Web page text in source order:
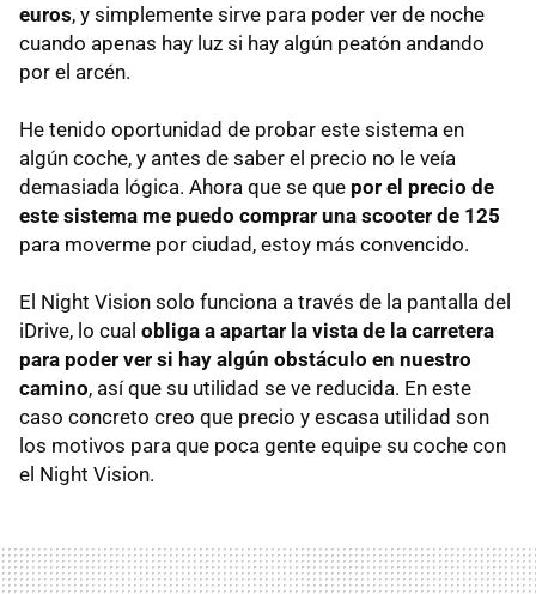
euros, y simplemente sirve para poder ver de noche
cuando apenas hay luz si hay algún peatón andando
por el arcén.
He tenido oportunidad de probar este sistema en
algún coche, y antes de saber el precio no le veía
demasiada lógica. Ahora que se que por el precio de
este sistema me puedo comprar una scooter de 125
para moverme por ciudad, estoy más convencido.
El Night Vision solo funciona a través de la pantalla del
iDrive, lo cual obliga a apartar la vista de la carretera
para poder ver si hay algún obstáculo en nuestro
camino, así que su utilidad se ve reducida. En este
caso concreto creo que precio y escasa utilidad son
los motivos para que poca gente equipe su coche con
el Night Vision.